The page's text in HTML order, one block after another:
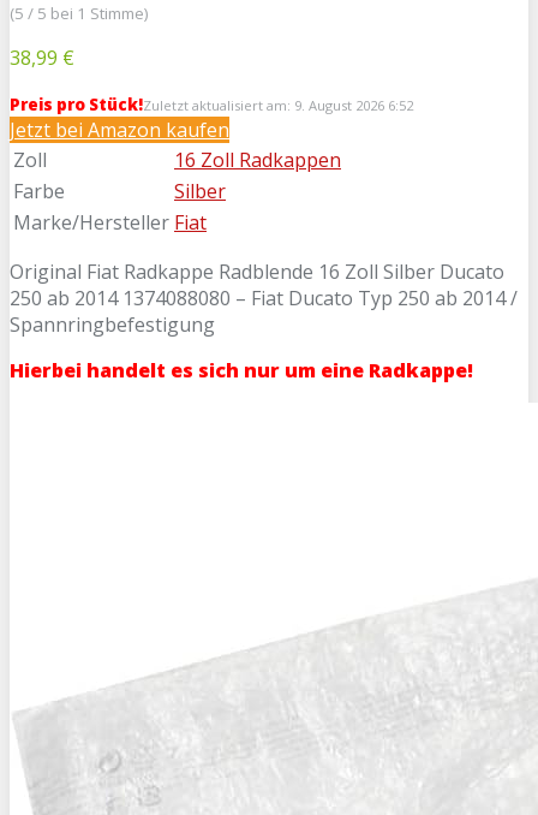
(5 / 5 bei 1 Stimme)
38,99 €
Preis pro Stück!Zuletzt aktualisiert am: 9. August 2026 6:52
Jetzt bei Amazon kaufen
Zoll
16 Zoll Radkappen
Farbe
Silber
Marke/Hersteller Fiat
Original Fiat Radkappe Radblende 16 Zoll Silber Ducato
250 ab 2014 1374088080 – Fiat Ducato Typ 250 ab 2014 /
Spannringbefestigung
Hierbei handelt es sich nur um eine Radkappe!